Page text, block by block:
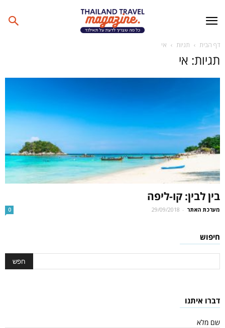
דף הבית תגיות אי
תגיות: אי
בין לבין: קו-ליפה
מערכת האתר -
29/09/2018
0
חיפוש
דברו איתנו
שם מלא